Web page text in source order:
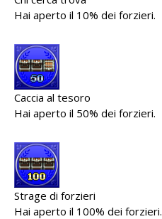
Hai aperto il 10% dei forzieri.
Caccia al tesoro
Hai aperto il 50% dei forzieri.
Strage di forzieri
Hai aperto il 100% dei forzieri.